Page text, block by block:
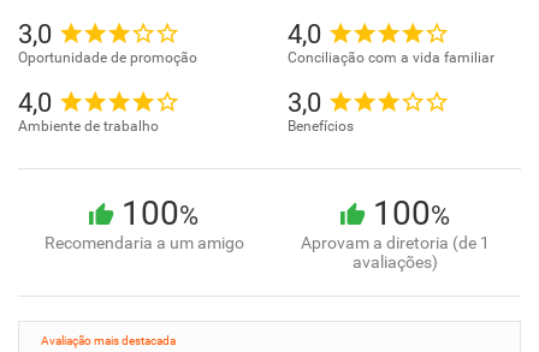
3,0
Oportunidade de promoção
4,0
Conciliação com a vida familiar
4,0
Ambiente de trabalho
3,0
Benefícios
100%
Recomendaria a um amigo
100%
Aprovam a diretoria (de 1
avaliações)
Avaliação mais destacada